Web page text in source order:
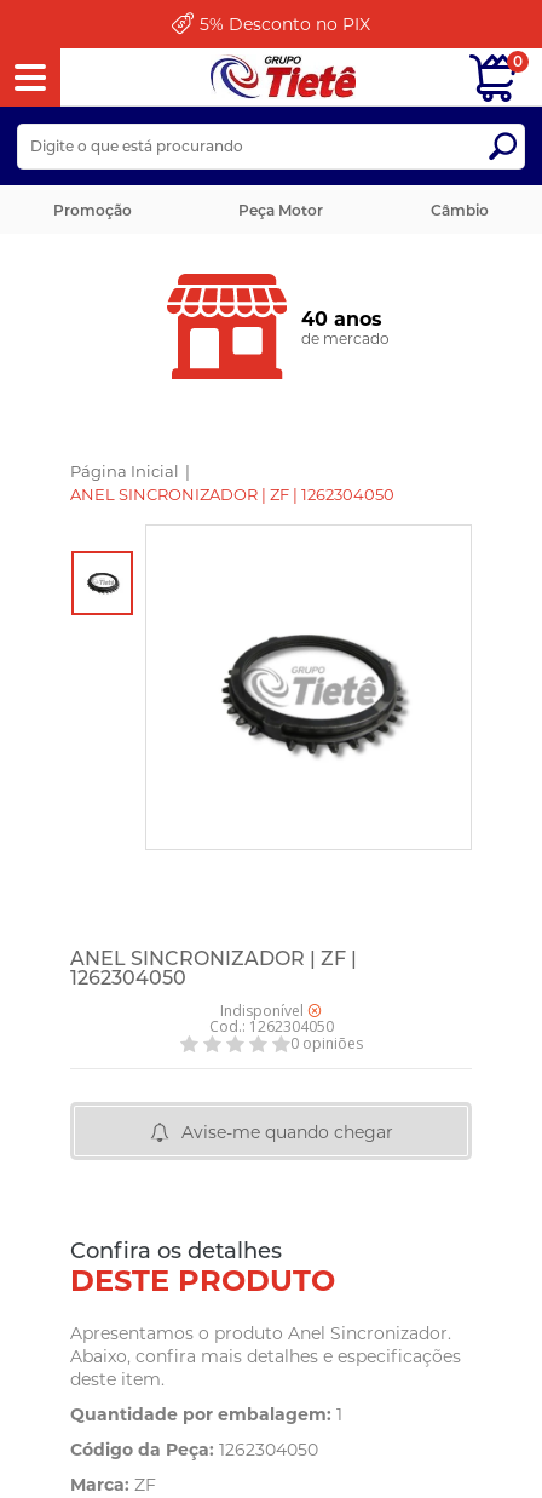
5% Desconto no PIX
Promoção Peça Motor Câmbio
0
40 anos
de mercado
Página Inicial |
ANEL SINCRONIZADOR | ZF | 1262304050
ANEL SINCRONIZADOR | ZF |
1262304050
Indisponível
Cod.: 1262304050
0 opiniões
Avise-me quando chegar
Confira os detalhes
DESTE PRODUTO
Apresentamos o produto Anel Sincronizador.
Abaixo, confira mais detalhes e especificações
deste item.
Quantidade por embalagem: 1
Código da Peça: 1262304050
Marca: ZF